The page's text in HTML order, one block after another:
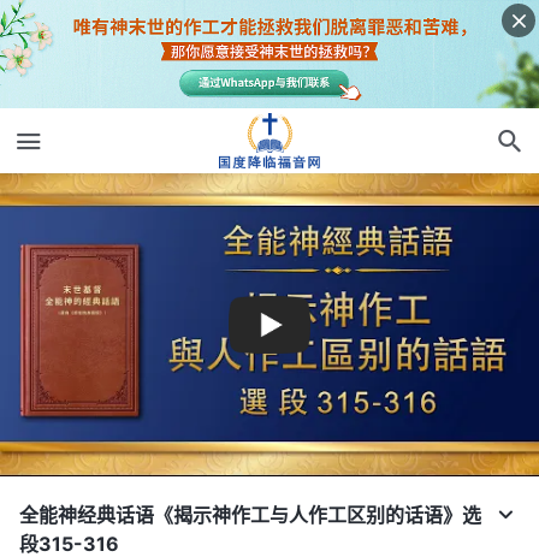
全能神经典话语《揭示神作工与人作工区别的话语》选
段315-316